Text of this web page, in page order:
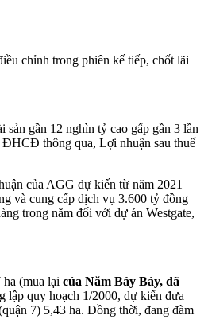
chỉnh trong phiên kế tiếp, chốt lãi
gần 12 nghìn tỷ cao gấp gần 3 lần
thông qua, Lợi nhuận sau thuế
của AGG dự kiến từ năm 2021
và cung cấp dịch vụ 3.600 tỷ đồng
trong năm đối với dự án Westgate,
(mua lại của Năm Bảy Bảy, đã
lập quy hoạch 1/2000, dự kiến đưa
7) 5,43 ha. Đồng thời, đang đàm